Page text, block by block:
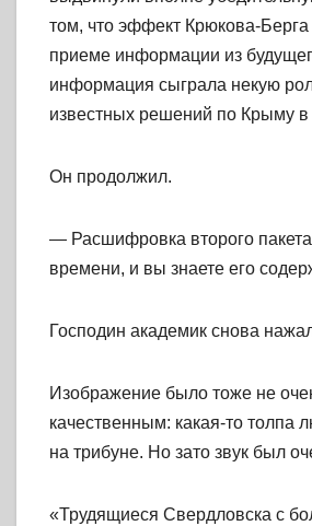
том, что эффект Крюкова-Берга
приеме информации из
информация сыграла некую
известных решений по Крыму в
Он продолжил.
— Расшифровка второго
времени, и вы знаете его
Господин академик снова
Изображение было тоже не
качественным: какая-то толпа
на трибуне. Но зато звук был
«Трудящиеся Свердловска с